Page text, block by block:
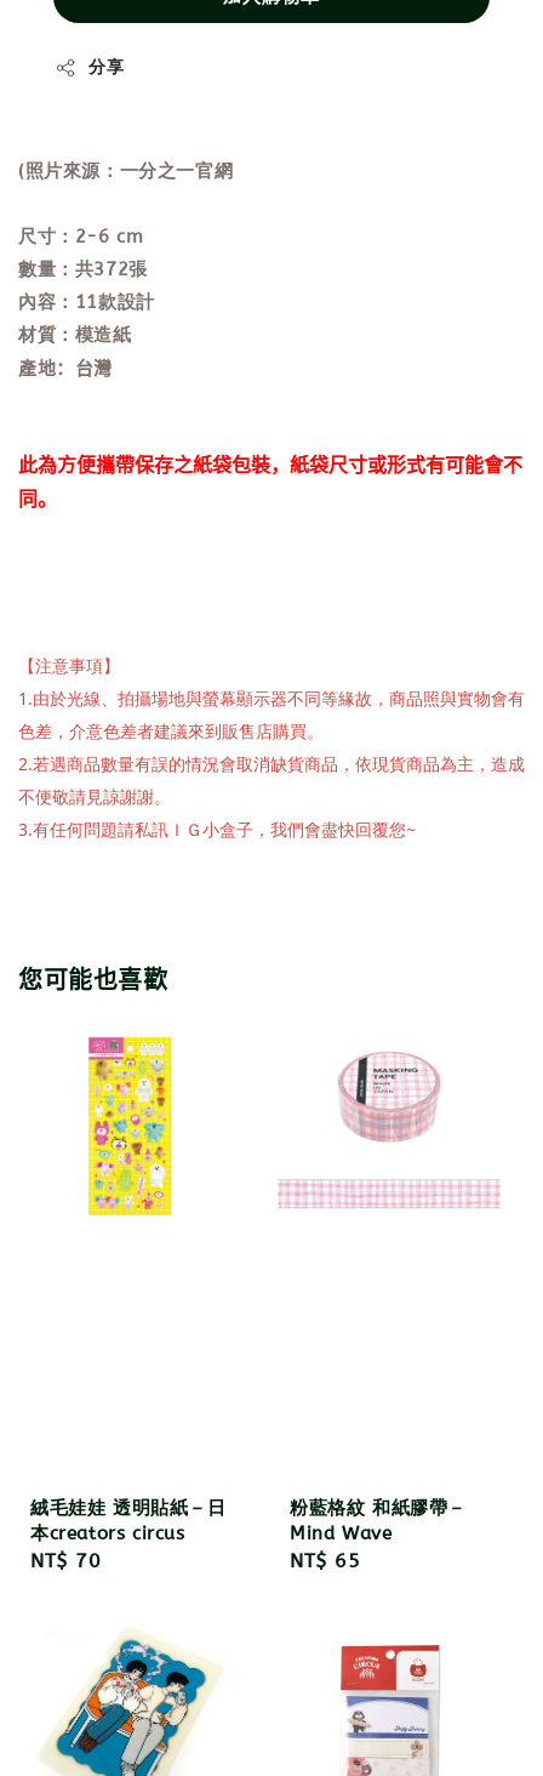
分享
(照片來源：一分之一官網
尺寸：2-6 cm
數量：共372張
內容：11款設計
材質：模造紙
產地：台灣
此為方便攜帶保存之紙袋包裝，紙袋尺寸或形式有可能會不
同。
【注意事項】
1.由於光線、拍攝場地與螢幕顯示器不同等緣故，商品照與實物會有
色差，介意色差者建議來到販售店購買。
2.若遇商品數量有誤的情況會取消缺貨商品，依現貨商品為主，造成
不便敬請見諒謝謝。
3.有任何問題請私訊ＩＧ小盒子，我們會盡快回覆您~
您可能也喜歡
絨毛娃娃 透明貼紙－日
本creators circus
Regular
NT$ 70
粉藍格紋 和紙膠帶－
Mind Wave
Regular
NT$ 65